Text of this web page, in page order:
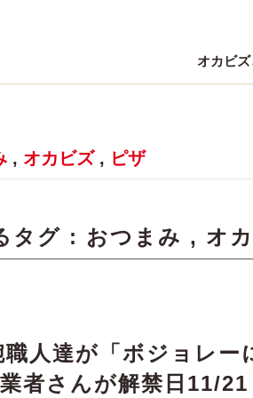
オカビ
, オカビズ, ピザ
タグ : おつまみ , オ
職人達が「ボジョレ
者さんが解禁日11/